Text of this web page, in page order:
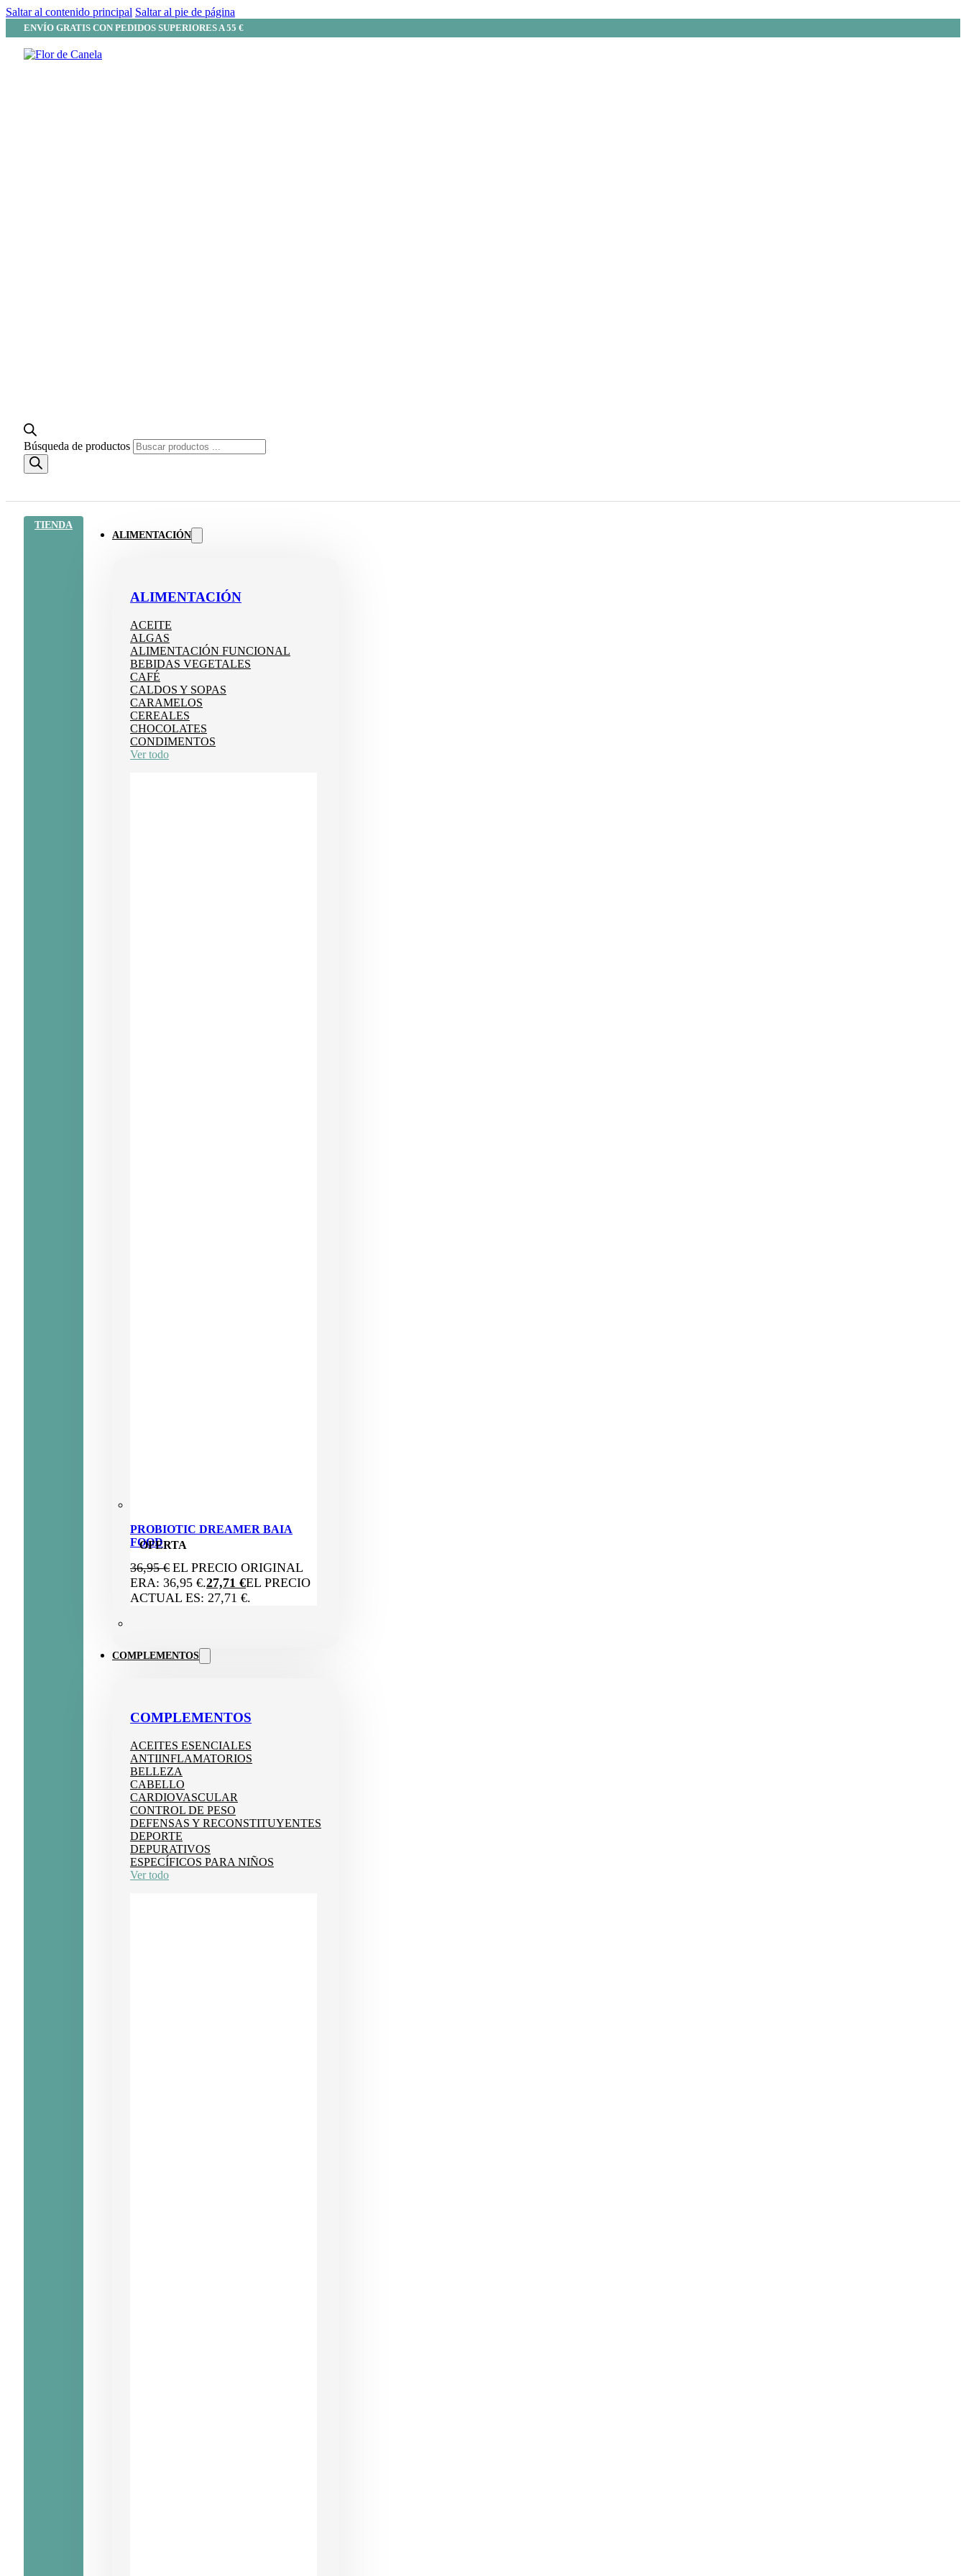
Saltar al contenido principal Saltar al pie de página
ENVÍO GRATIS CON PEDIDOS SUPERIORES A 55 €
Búsqueda de productos
TIENDA
ALIMENTACIÓN
ALIMENTACIÓN
ACEITE
ALGAS
ALIMENTACIÓN FUNCIONAL
BEBIDAS VEGETALES
CAFÉ
CALDOS Y SOPAS
CARAMELOS
CEREALES
CHOCOLATES
CONDIMENTOS
Ver todo
OFERTA
PROBIOTIC DREAMER BAIA
FOOD
36,95€ EL PRECIO ORIGINAL
ERA: 36,95 €.27,71 €EL PRECIO
ACTUAL ES: 27,71 €.
COMPLEMENTOS
COMPLEMENTOS
ACEITES ESENCIALES
ANTIINFLAMATORIOS
BELLEZA
CABELLO
CARDIOVASCULAR
CONTROL DE PESO
DEFENSAS Y RECONSTITUYENTES
DEPORTE
DEPURATIVOS
ESPECÍFICOS PARA NIÑOS
Ver todo